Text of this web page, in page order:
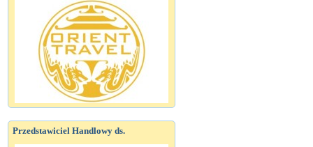
Przedstawiciel Handlowy ds.